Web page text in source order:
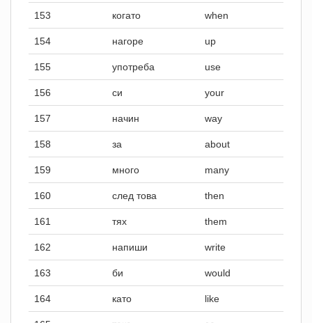
153 когато when
154 нагоре up
155 употреба use
156 си your
157 начин way
158 за about
159 много many
160 след това then
161 тях them
162 напиши write
163 би would
164 като like